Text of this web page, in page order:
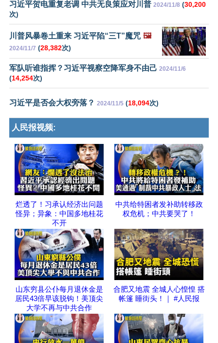
习近平贺电重复老调 中共无良策应对川普 2024/11/8 (30,200
次)
川普风暴卷土重来 习近平陷“三T”魔咒 🖼️
2024/11/7 (28,382次)
军队听谁指挥？习近平视察空降军身不由己 2024/11/6
(14,254次)
习近平是否会大权旁落？ 2024/11/5 (18,094次)
人民报视频:
烂透了！习承认经济出问题
怪异；异象：中国多地桂花
不开
中共给特困者发补助转移政
权危机；中共要哭了！
山东穷县公仆每月退休金是
居民43倍早该脱钩！美顶尖
大学不再与中共合作
合肥又地震 全城人心惶惶 搭
帐篷 睡街头！｜ #人民报